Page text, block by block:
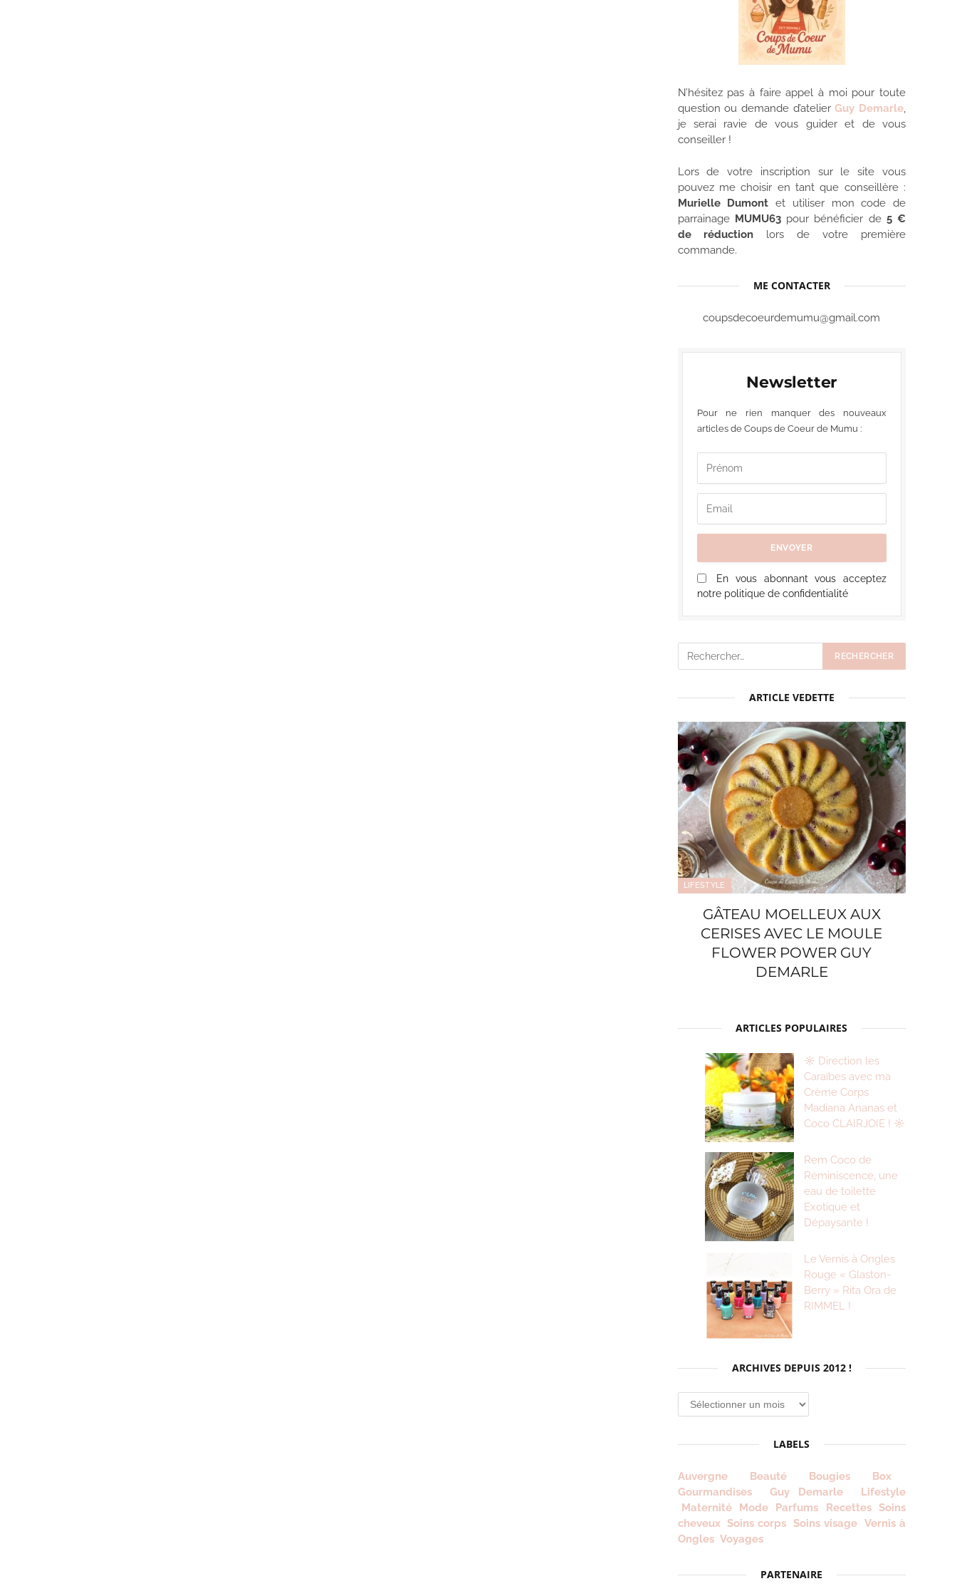
N’hésitez pas à faire appel à moi pour toute
question ou demande d’atelierGuy Demarle,
je serai ravie de vous guider et de vous
conseiller !
Lors de votre inscription sur le site vous
pouvez me choisir en tant que conseillère :
Murielle Dumont et utiliser mon code de
parrainage MUMU63pour bénéficier de 5 €
de réduction lors de votre première
commande.
ME CONTACTER
coupsdecoeurdemumu@gmail.com
Newsletter
Pour ne rien manquer des nouveaux
articles de Coups de Coeur de Mumu :
En vous abonnant vous acceptez
notre politique de confidentialité
ARTICLE VEDETTE
LIFESTYLE
GÂTEAU MOELLEUX AUX
CERISES AVEC LE MOULE
FLOWER POWER GUY
DEMARLE
ARTICLES POPULAIRES
☼ Direction les
Caraïbes avec ma
Crème Corps
Madiana Ananas et
Coco CLAIRJOIE ! ☼
Rem Coco de
Réminiscence, une
eau de toilette
Exotique et
Dépaysante !
Le Vernis à Ongles
Rouge « Glaston-
Berry » Rita Ora de
RIMMEL !
ARCHIVES DEPUIS 2012 !
Archives
depuis
!
LABELS
Auvergne Beauté Bougies
Box
Gourmandises
Guy Demarle
Lifestyle
Maternité
Mode Parfums Recettes Soins
cheveux Soins corps Soins visage Vernis à
Ongles Voyages
PARTENAIRE